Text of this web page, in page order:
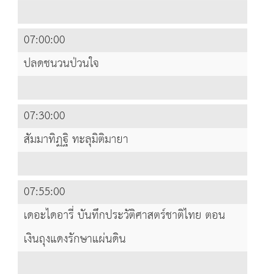
07:00:00
ปลดชนวนป่วนใจ
07:30:00
สัมมาทิฏฐิ ทะลุมิติมายา
07:55:00
เดอะไดอารี่ บันทึกประวัติศาสตร์ชาติไทย ตอน
เงินถุงแดงรักษาแผ่นดิน